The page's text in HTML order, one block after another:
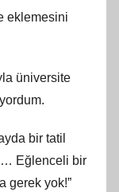
eklemesini
üniversite
bir tatil
Eğlenceli bir
gerek yok!”